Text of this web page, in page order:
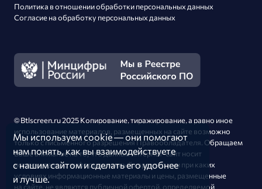
Политика в отношении обработки персональных данных
Согласие на обработку персональных данных
© Btlscreen.ru 2025 Копирование, тиражирование,а равно иное
использование материалов, размещенных на сайте возможно
толькос письменногоразрешения Правообладателя. Обращаем
Ваше внимание на то, что данный интернет-сайт носит
исключительно информационный характер и ни при каких
условиях информационные материалы и цены, размещенные
на сайте, не являются публичной офертой, определяемой
Мы используемcookie— они помогают
нам понять, как вы взаимодействуете
с нашимсайтоми сделатьего удобнее
и лучше.